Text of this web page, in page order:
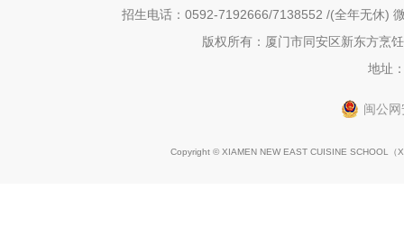
招生电话：0592-7192666/7138552 /(全年无休)
版权所有：厦门市同安区新东方烹
地址
闽公
Copyright © XIAMEN NEW EAST CUISINE SCHOOL（